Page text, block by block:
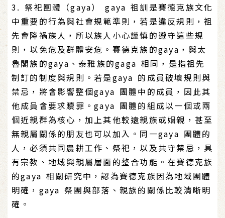
3. 祭祀團體（gaya） gaya 祖訓是賽德克族文化
中重要的行為與社會規範準則，若是違反規則，祖
先會降禍族人，所以族人小心謹慎的遵守這些規
則，以免危及群體安危。賽德克族的gaya，與太
魯閣族的gaya、泰雅族的gaga 相同，是指祖先
制訂的制度與規則。若是gaya 的成員破壞規則與
禁忌，將會影響整個gaya 團體中的成員，因此其
他成員會要求贖罪。gaya 團體的組成以一個或兩
個近親群為核心，加上其他較遠親族或姻親，甚至
無親屬關係的朋友也可以加入。同一gaya 團體的
人，必須共同農耕工作、祭祀，以及共守禁忌，具
有宗教、地域與親屬層面的整合功能。在賽德克族
的gaya 相關研究中，認為賽德克族因為地域團體
明確，gaya 祭團與部落、親族的關係比較清晰明
確。